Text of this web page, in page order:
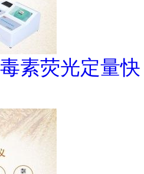
素荧光定量快